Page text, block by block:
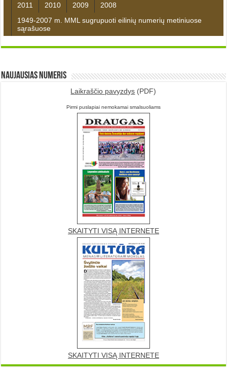
2011 2010 2009
2008
1949-2007 m. MML sugrupuoti eilinių numerių metiniuose
sąrašuose
Naujausias numeris
Laikraščio pavyzdys (PDF)
Pirmi puslapiai nemokamai smalsuoliams
SKAITYTI VISĄ INTERNETE
SKAITYTI VISĄ INTERNETE